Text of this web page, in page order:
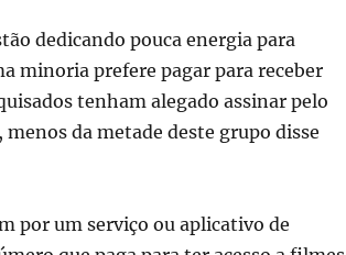
dedicando pouca energia para
minoria prefere pagar para receber
tenham alegado assinar pelo
da metade deste grupo disse
por um serviço ou aplicativo de